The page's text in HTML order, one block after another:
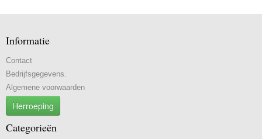
Informatie
Contact
Bedrijfsgegevens.
Algemene voorwaarden
Herroeping
Categorieën